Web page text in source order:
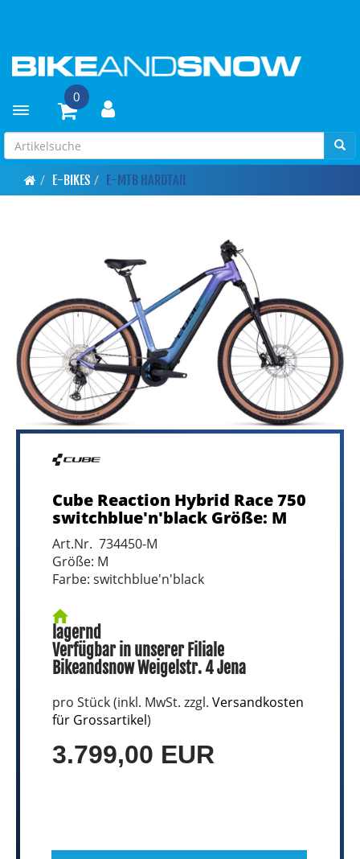
Toggle navigation
0
E-BIKES E-MTB HARDTAIL
Cube Reaction Hybrid Race 750
switchblue'n'black Größe: M
Art.Nr. 734450-M
Größe: M
Farbe: switchblue'n'black
lagernd
Verfügbar in unserer Filiale
Bikeandsnow Weigelstr. 4 Jena
pro Stück (inkl. MwSt. zzgl. Versandkosten
für Grossartikel)
3.799,00 EUR